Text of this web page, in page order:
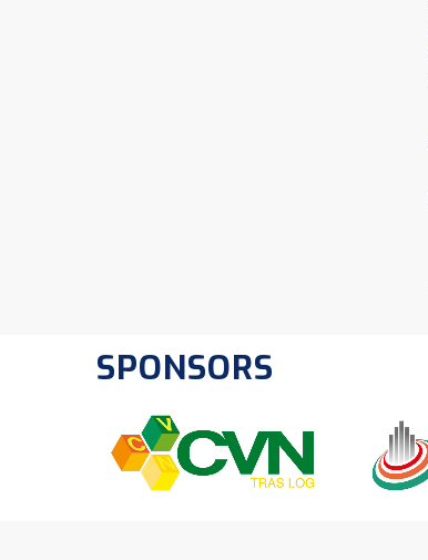
SPONSORS